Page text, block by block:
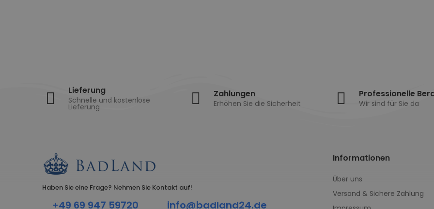
Lieferung
Schnelle und kostenlose
Lieferung
Zahlungen
Erhöhen Sie die Sicherheit
Professionelle
Wir sind für Sie da
Haben Sie eine Frage? Nehmen Sie Kontakt auf!
+49 69 947 59720 info@badland24.de
Informationen
Über uns
Versand & Sichere Zahlung